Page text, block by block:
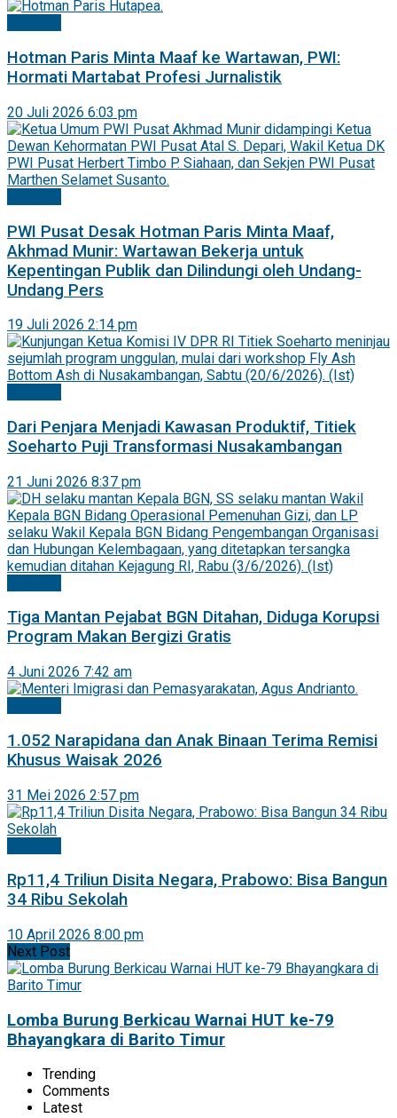
Hotman Paris Minta Maaf ke Wartawan, PWI:
Hormati Martabat Profesi Jurnalistik
20 Juli 2026 6:03 pm
PWI Pusat Desak Hotman Paris Minta Maaf,
Akhmad Munir: Wartawan Bekerja untuk
Kepentingan Publik dan Dilindungi oleh Undang-
Undang Pers
19 Juli 2026 2:14 pm
Dari Penjara Menjadi Kawasan Produktif, Titiek
Soeharto Puji Transformasi Nusakambangan
21 Juni 2026 8:37 pm
Tiga Mantan Pejabat BGN Ditahan, Diduga Korupsi
Program Makan Bergizi Gratis
4 Juni 2026 7:42 am
1.052 Narapidana dan Anak Binaan Terima Remisi
Khusus Waisak 2026
31 Mei 2026 2:57 pm
Rp11,4 Triliun Disita Negara, Prabowo: Bisa Bangun
34 Ribu Sekolah
10 April 2026 8:00 pm
Next Post
Lomba Burung Berkicau Warnai HUT ke-79
Bhayangkara di Barito Timur
Trending
Comments
Latest